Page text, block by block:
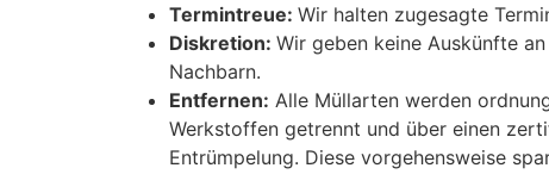
Termintreue: Wir halten zugesagte
Diskretion: Wir geben keine Auskünfte
Nachbarn.
Entfernen: Alle Müllarten werden
Werkstoffen getrennt und über einen
Entrümpelung. Diese vorgehensweise